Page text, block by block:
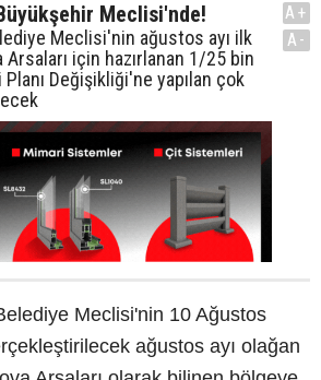
Meclisi'nde!
Meclisi'nin ağustos ayı ilk
için hazırlanan 1/25 bin
Değişikliği'ne yapılan çok
A+
A-
Meclisi'nin 10 Ağustos
ağustos ayı olağan